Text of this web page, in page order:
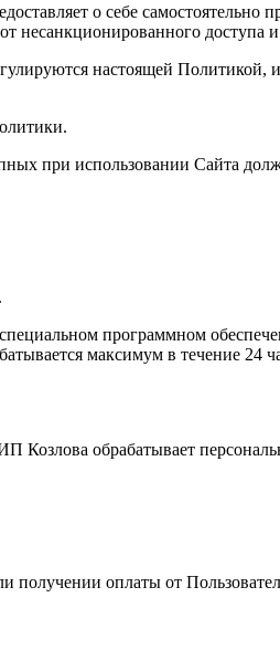
о себе самостоятельно
несанкционированного доступа
настоящей
при использовании Сайта
программном
максимум в течение 24
Козловa обрабатывает
получении оплаты от